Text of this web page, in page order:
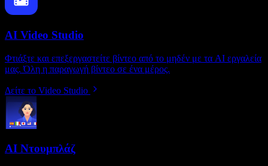
AI Video Studio
Φτιάξτε και επεξεργαστείτε βίντεο από το μηδέν με τα AI εργαλεία
μας. Όλη η παραγωγή βίντεο σε ένα μέρος.
Δείτε το Video Studio
AI Ντουμπλάζ